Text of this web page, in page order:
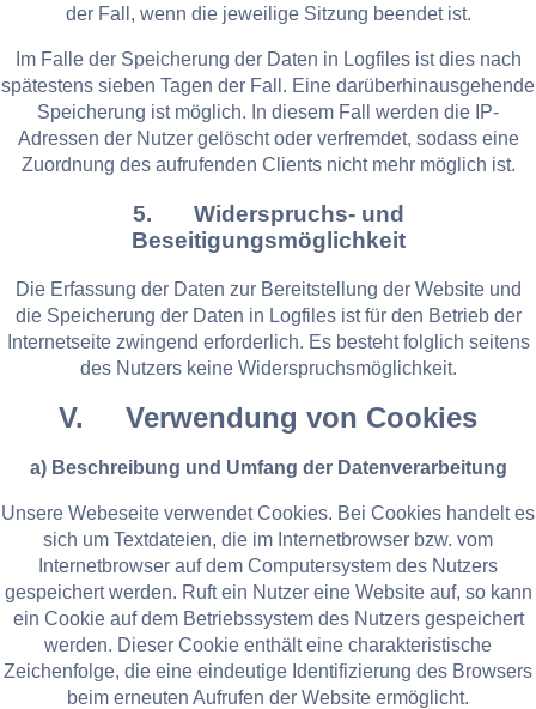
der Fall, wenn die jeweilige Sitzung beendet ist.
Im Falle der Speicherung der Daten in Logfiles ist dies nach
spätestens sieben Tagen der Fall. Eine darüberhinausgehende
Speicherung ist möglich. In diesem Fall werden die IP-
Adressen der Nutzer gelöscht oder verfremdet, sodass eine
Zuordnung des aufrufenden Clients nicht mehr möglich ist.
5. Widerspruchs- und
Beseitigungsmöglichkeit
Die Erfassung der Daten zur Bereitstellung der Website und
die Speicherung der Daten in Logfiles ist für den Betrieb der
Internetseite zwingend erforderlich. Es besteht folglich seitens
des Nutzers keine Widerspruchsmöglichkeit.
V. Verwendung von Cookies
a) Beschreibung und Umfang der Datenverarbeitung
Unsere Webeseite verwendet Cookies. Bei Cookies handelt es
sich um Textdateien, die im Internetbrowser bzw. vom
Internetbrowser auf dem Computersystem des Nutzers
gespeichert werden. Ruft ein Nutzer eine Website auf, so kann
ein Cookie auf dem Betriebssystem des Nutzers gespeichert
werden. Dieser Cookie enthält eine charakteristische
Zeichenfolge, die eine eindeutige Identifizierung des Browsers
beim erneuten Aufrufen der Website ermöglicht.